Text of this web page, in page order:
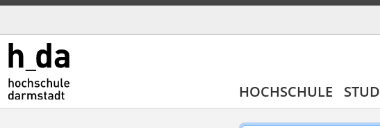
HOCHSCHULE